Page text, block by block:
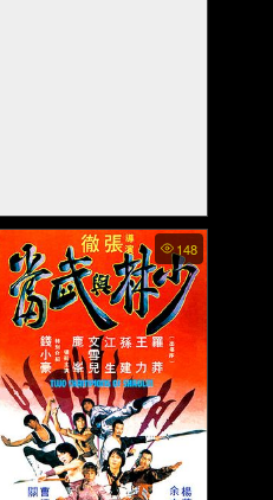
The Mermaid - นางเงือก
(2023)
148